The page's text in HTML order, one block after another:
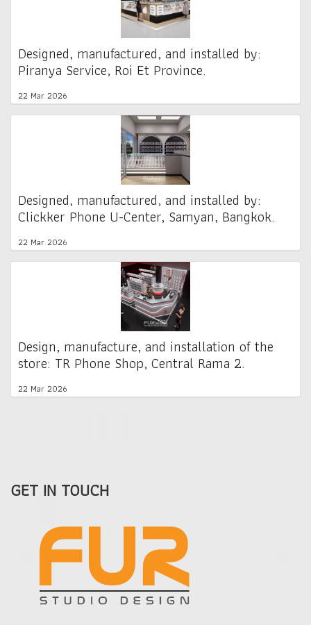
Designed, manufactured, and installed by:
Piranya Service, Roi Et Province.
22 Mar 2026
Designed, manufactured, and installed by:
Clickker Phone U-Center, Samyan, Bangkok.
22 Mar 2026
Design, manufacture, and installation of the
store: TR Phone Shop, Central Rama 2.
22 Mar 2026
GET IN TOUCH